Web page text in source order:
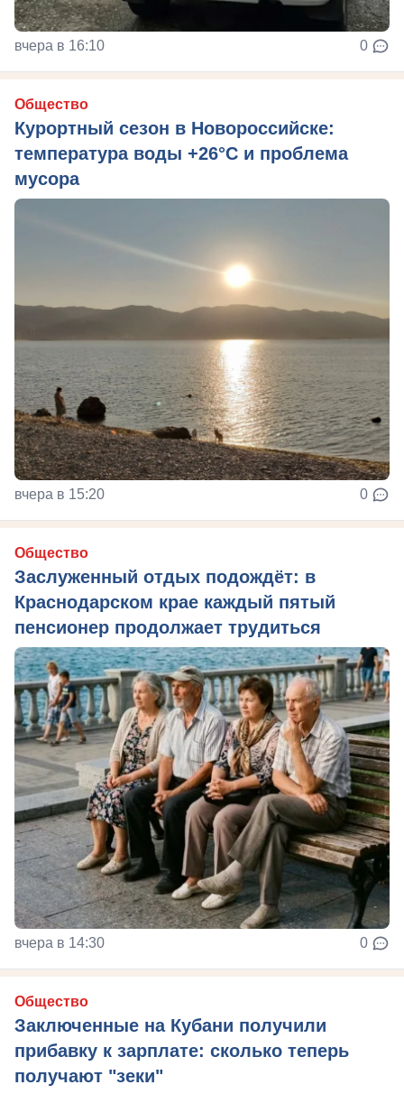
вчера в 16:10 0
Общество
Курортный сезон в Новороссийске:
температура воды +26°C и проблема
мусора
вчера в 15:20 0
Общество
Заслуженный отдых подождёт: в
Краснодарском крае каждый пятый
пенсионер продолжает трудиться
вчера в 14:30 0
Общество
Заключенные на Кубани получили
прибавку к зарплате: сколько теперь
получают "зеки"